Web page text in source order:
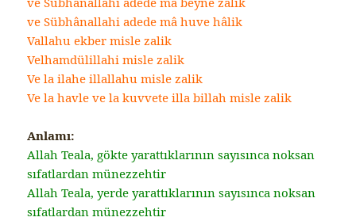
ve Sübhânallahi adede mâ huve hâlik
Vallahu ekber misle zalik
Velhamdülillahi misle zalik
Ve la ilahe illallahu misle zalik
Ve la havle ve la kuvvete illa billah misle zalik
Anlamı:
Allah Teala, gökte yarattıklarının sayısınca noksan
sıfatlardan münezzehtir
Allah Teala, yerde yarattıklarının sayısınca noksan
sıfatlardan münezzehtir